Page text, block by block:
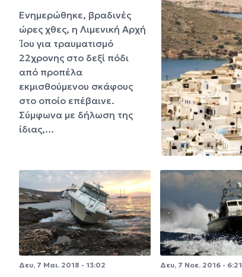
Ενημερώθηκε, βραδινές
ώρες χθες, η Λιμενική Αρχή
Ἰου για τραυματισμό
22χρονης στο δεξί πόδι
από προπέλα
εκμισθούμενου σκάφους
στο οποίο επέβαινε.
Σύμφωνα με δήλωση της
ίδιας,…
Δευ, 7 Μαι. 2018 - 13:02 Δευ, 7 Νοε. 2016 - 6:21